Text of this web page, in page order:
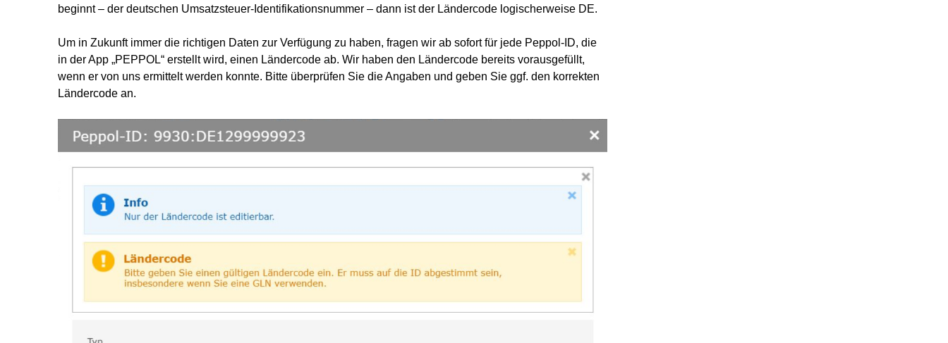
beginnt – der deutschen Umsatzsteuer-Identifikationsnummer – dann ist der Ländercode logischerweise DE.
Um in Zukunft immer die richtigen Daten zur Verfügung zu haben, fragen wir ab sofort für jede Peppol-ID, die
in der App „PEPPOL“ erstellt wird, einen Ländercode ab. Wir haben den Ländercode bereits vorausgefüllt,
wenn er von uns ermittelt werden konnte. Bitte überprüfen Sie die Angaben und geben Sie ggf. den korrekten
Ländercode an.